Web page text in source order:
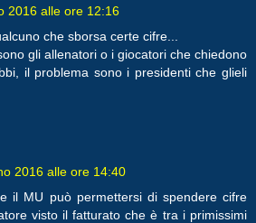
2016 alle ore 12:16
che sborsa certe cifre...
gli allenatori o i giocatori che chiedono
il problema sono i presidenti che glieli
2016 alle ore 14:40
il MU può permettersi di spendere cifre
visto il fatturato che è tra i primissimi